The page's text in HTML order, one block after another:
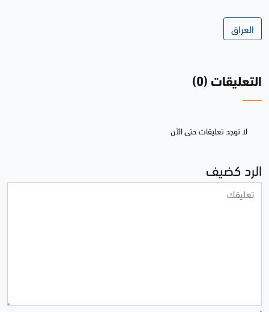
العراق
التعليقات (0)
لا توجد تعليقات حتى الآن
الرد كضيف